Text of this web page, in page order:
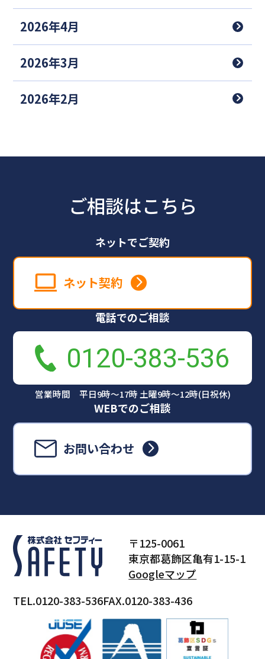
2026年4月
2026年3月
2026年2月
ご相談はこちら
ネットでご契約
ネット契約
電話でのご相談
0120-383-536
営業時間 平日9時～17時 土曜9時～12時(日祝休)
WEBでのご相談
お問い合わせ
〒125-0061
東京都葛飾区亀有1-15-1
Googleマップ
TEL.0120-383-536FAX.0120-383-436